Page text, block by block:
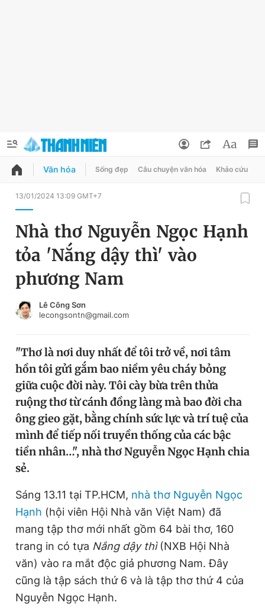
QUẢNG CÁO
Chuyên mục
Chuyên mục khác
Chào ngày mới
Video Magazine
Sản phẩm khác
Tiện ích Bạn cần biết
Đọc Thanh Niên trên điện thoại
Đổi mật khẩu
Tin đã lưu
Tin đã xem
Đăng xuất
Văn hóa Sống đẹp Câu chuyện văn hóa Khảo cứu
13/01/2024 13:09 GMT+7
Nhà thơ Nguyễn Ngọc Hạnh
tỏa 'Nắng dậy thì' vào
phương Nam
Lê Công Sơn
lecongsontn@gmail.com
"Thơ là nơi duy nhất để tôi trở về, nơi tâm
hồn tôi gửi gắm bao niềm yêu cháy bỏng
giữa cuộc đời này. Tôi cày bừa trên thửa
ruộng thơ từ cánh đồng làng mà bao đời cha
ông gieo gặt, bằng chính sức lực và trí tuệ của
mình để tiếp nối truyền thống của các bậc
tiền nhân…", nhà thơ Nguyễn Ngọc Hạnh chia
sẻ.
Sáng 13.11 tại TP.HCM, nhà thơ Nguyễn Ngọc
Hạnh (hội viên Hội Nhà văn Việt Nam) đã
mang tập thơ mới nhất gồm 64 bài thơ, 160
trang in có tựa Nắng dậy thì(NXB Hội Nhà
văn) vào ra mắt độc giả phương Nam. Đây
cũng là tập sách thứ 6 và là tập thơ thứ 4 của
Nguyễn Ngọc Hạnh.